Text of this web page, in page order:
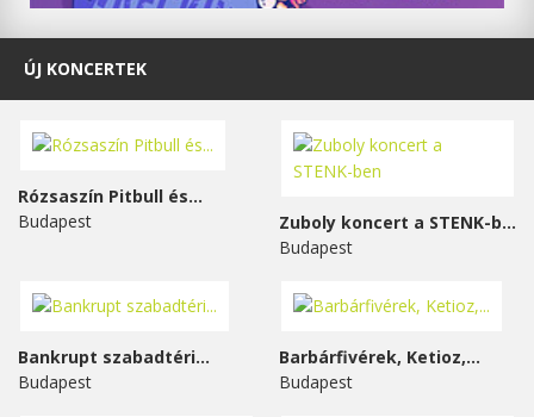
ÚJ KONCERTEK
Rózsaszín Pitbull és...
Budapest
Zuboly koncert a STENK-ben
Budapest
Bankrupt szabadtéri...
Budapest
Barbárfivérek, Ketioz,...
Budapest